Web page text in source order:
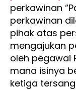
perkawinan
perkawinan
pihak atas
mengajukan
oleh pegawai
mana isinya
ketiga